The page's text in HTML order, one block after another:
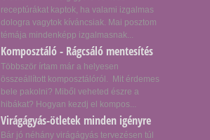
receptúrákat kaptok, ha valami izgalmas
dologra vagytok kíváncsiak. Mai posztom
témája mindenképp izgalmasnak...
Komposztáló - Rágcsáló mentesítés
Többször írtam már a helyesen
összeállított komposztálóról. Mit érdemes
bele pakolni? Miből veheted észre a
hibákat? Hogyan kezdj el kompos...
Virágágyás-ötletek minden igényre
Bár jó néhány virágágyás tervezésen túl